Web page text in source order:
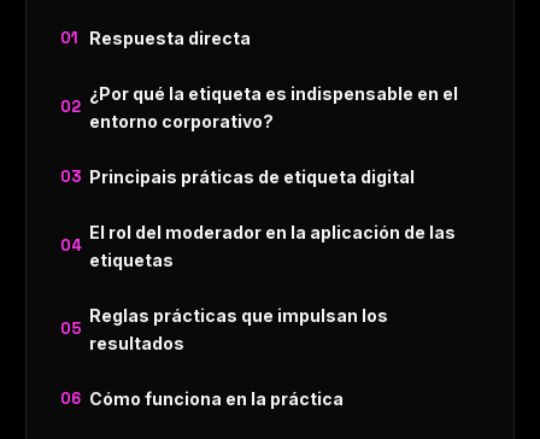
Respuesta directa
¿Por qué la etiqueta es indispensable en el
entorno corporativo?
Principais práticas de etiqueta digital
El rol del moderador en la aplicación de las
etiquetas
Reglas prácticas que impulsan los
resultados
Cómo funciona en la práctica